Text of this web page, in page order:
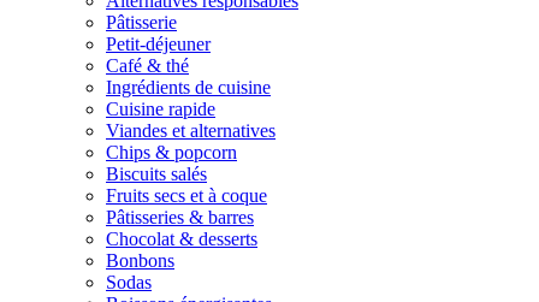
Pâtisserie
Petit-déjeuner
Café & thé
Ingrédients de cuisine
Cuisine rapide
Viandes et alternatives
Chips & popcorn
Biscuits salés
Fruits secs et à coque
Pâtisseries & barres
Chocolat & desserts
Bonbons
Sodas